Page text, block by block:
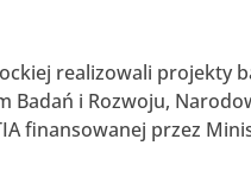
realizowali projekty
Badań i Rozwoju,
finansowanej przez